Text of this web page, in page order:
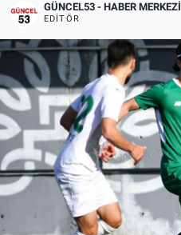
GÜNCEL53 - HABER MERKEZI
EDITÖR